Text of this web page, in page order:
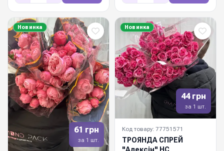
61 грн
за 1 шт.
Новинка
44 грн
за 1 шт.
Новинка
Код товару: 77751571
ТРОЯНДА СПРЕЙ
"Алексін" НС